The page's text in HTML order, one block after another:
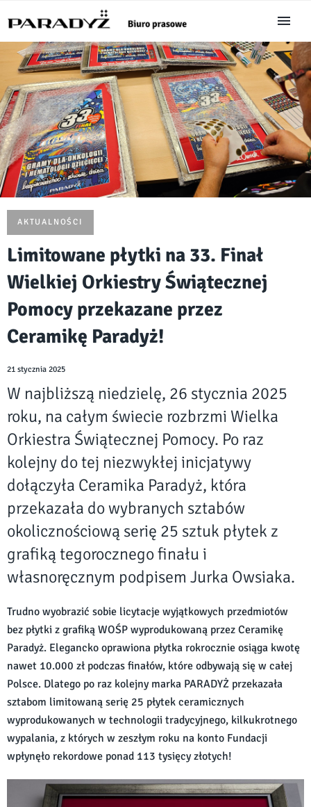
AKTUALNOŚCI
Limitowane płytki na 33. Finał
Wielkiej Orkiestry Świątecznej
Pomocy przekazane przez
Ceramikę Paradyż!
21 stycznia 2025
W najbliższą niedzielę, 26 stycznia 2025
roku, na całym świecie rozbrzmi Wielka
Orkiestra Świątecznej Pomocy. Po raz
kolejny do tej niezwykłej inicjatywy
dołączyła Ceramika Paradyż, która
przekazała do wybranych sztabów
okolicznościową serię 25 sztuk płytek z
grafiką tegorocznego finału i
własnoręcznym podpisem Jurka Owsiaka.
Trudno wyobrazić sobie licytacje wyjątkowych przedmiotów
bez płytki z grafiką WOŚP wyprodukowaną przez Ceramikę
Paradyż. Elegancko oprawiona płytka rokrocznie osiąga kwotę
nawet 10.000 zł podczas finałów, które odbywają się w całej
Polsce. Dlatego po raz kolejny marka PARADYŻ przekazała
sztabom limitowaną serię 25 płytek ceramicznych
wyprodukowanych w technologii tradycyjnego, kilkukrotnego
wypalania, z których w zeszłym roku na konto Fundacji
wpłynęło rekordowe ponad 113 tysięcy złotych!